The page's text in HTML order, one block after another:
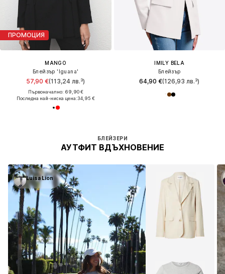
ПРОМОЦИЯ
MANGO
Блейзър 'Iguana'
57,90 €(113,24 лв.³)
Първоначално: 69,90 €
Последна най-ниска цена:34,95 €
IMILY BELA
Блейзър
64,90 €(126,93 лв.³)
БЛЕЙЗЕРИ
АУТФИТ ВДЪХНОВЕНИЕ
Luisa Lion